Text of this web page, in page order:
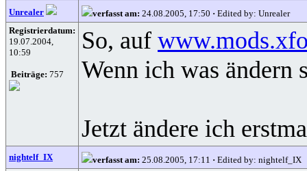
Unrealer verfasst am: 24.08.2005, 17:50 · Edited by: Unrealer
Registrierdatum:
19.07.2004,
10:59
Beiträge: 757
So, auf
Wenn ich was ändern
Jetzt ändere ich
nightelf_IX verfasst am: 25.08.2005, 17:11 · Edited by: nightelf_IX